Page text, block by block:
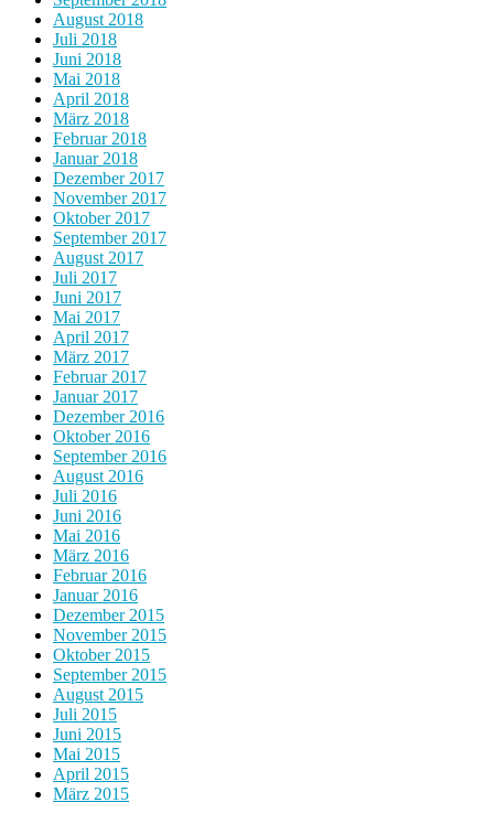
August 2018
Juli 2018
Juni 2018
Mai 2018
April 2018
März 2018
Februar 2018
Januar 2018
Dezember 2017
November 2017
Oktober 2017
September 2017
August 2017
Juli 2017
Juni 2017
Mai 2017
April 2017
März 2017
Februar 2017
Januar 2017
Dezember 2016
Oktober 2016
September 2016
August 2016
Juli 2016
Juni 2016
Mai 2016
März 2016
Februar 2016
Januar 2016
Dezember 2015
November 2015
Oktober 2015
September 2015
August 2015
Juli 2015
Juni 2015
Mai 2015
April 2015
März 2015